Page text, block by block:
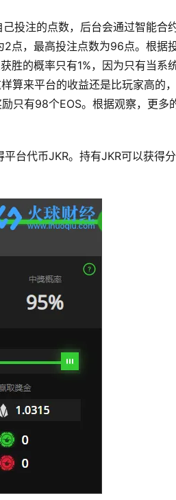
投注的点数，后台会通过智能合
点，最高投注点数为96点。根据
胜的概率只有1%，因为只有当系
算来平台的收益还是比玩家高的
只有98个EOS。根据观察，更多
台代币JKR。持有JKR可以获得